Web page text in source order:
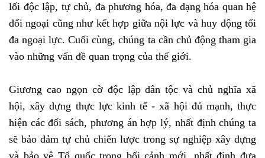
lối độc lập, tự chủ, đa phương hóa, đa dạng hóa quan hệ
đối ngoại cũng như kết hợp giữa nội lực và huy động tối
đa ngoại lực. Cuối cùng, chúng ta cần chủ động tham gia
vào những vấn đề quan trọng của thế giới.
Giương cao ngọn cờ độc lập dân tộc và chủ nghĩa xã
hội, xây dựng thực lực kinh tế - xã hội đủ mạnh, thực
hiện các đối sách, phương án hợp lý, nhất định chúng ta
sẽ bảo đảm tự chủ chiến lược trong sự nghiệp xây dựng